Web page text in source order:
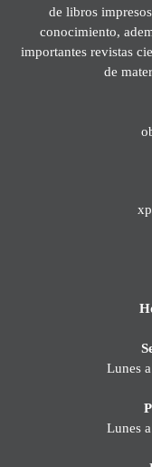
de libros
conocimiento,
importantes revistas
de
Lunes
Lunes